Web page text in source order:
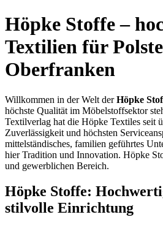
Höpke Stoffe –
Textilien für
Oberfranken
Willkommen in der Welt derHöpke
höchste Qualität im Möbelstoffsektor
Textilverlag hat die Höpke Textiles seit
Zuverlässigkeit und höchsten
mittelständisches, familien geführtes
hier Tradition und Innovation. Höpke
und gewerblichen Bereich.
Höpke Stoffe:
stilvolle Einrichtung